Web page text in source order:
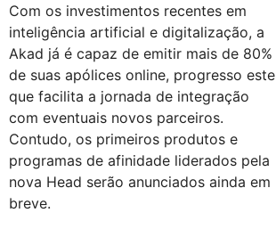
Com os investimentos recentes em
inteligência artificial e digitalização, a
Akad já é capaz de emitir mais de 80%
de suas apólices online, progresso este
que facilita a jornada de integração
com eventuais novos parceiros.
Contudo, os primeiros produtos e
programas de afinidade liderados pela
nova Head serão anunciados ainda em
breve.